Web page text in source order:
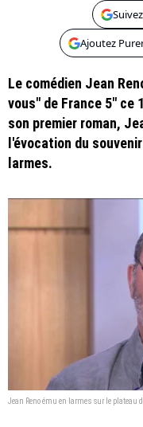
Ajoutez
Le comédien Jean
vous" de France 5" ce
son premier roman,
l'évocation du
larmes.
Jean Reno ému en larmes sur le plateau